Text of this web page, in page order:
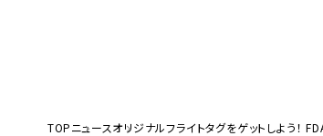
TOPニュースオリジナルフライトタグをゲットしよう！